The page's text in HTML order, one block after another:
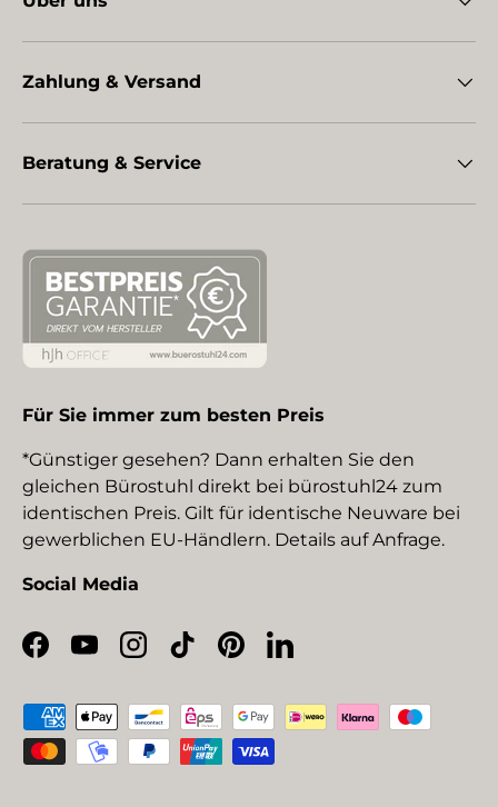
Zahlung & Versand
Beratung & Service
Für Sie immer zum besten Preis
*Günstiger gesehen? Dann erhalten Sie den
gleichen Bürostuhl direkt bei bürostuhl24 zum
identischen Preis. Gilt für identische Neuware bei
gewerblichen EU-Händlern. Details auf Anfrage.
Social Media
Facebook
YouTubeInstagram
TikTokPinterestLinkedIn
Zahlungsmethoden